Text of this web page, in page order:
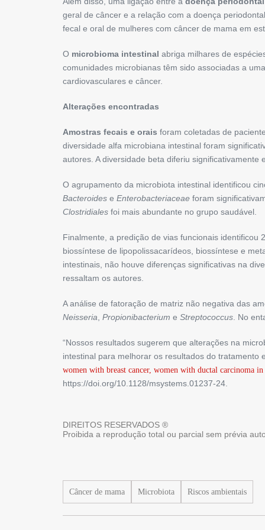
geral de câncer e a relação com a doença
fecal e oral de mulheres com câncer de mama em
O microbioma intestinal abriga milhares de
comunidades microbianas têm sido associadas a
cardiovasculares e câncer.
Alterações encontradas
Amostras fecais e orais foram coletadas de
diversidade alfa microbiana intestinal foram
autores. A diversidade beta diferiu
O agrupamento da microbiota intestinal identificou
Bacteroidese Enterobacteriaceaeforam
Clostridialesfoi mais abundante no grupo saudável.
Finalmente, a predição de vias funcionais
biossíntese de lipopolissacarídeos, biossíntese e
intestinais, não houve diferenças significativas na
ressaltam os autores.
A análise de fatoração de matriz não negativa das
Neisseria, Propionibacterium e Streptococcus. No
“Nossos resultados sugerem que alterações na
intestinal para melhorar os resultados do tratamento
women with breast cancer, women with ductal carcinoma
https://doi.org/10.1128/msystems.01237-24.
DIREITOS RESERVADOS ®
Proibida a reprodução total ou parcial sem prévia
Câncer de mama Microbiota Riscos ambientais